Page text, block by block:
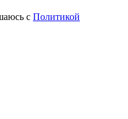
с Политикой